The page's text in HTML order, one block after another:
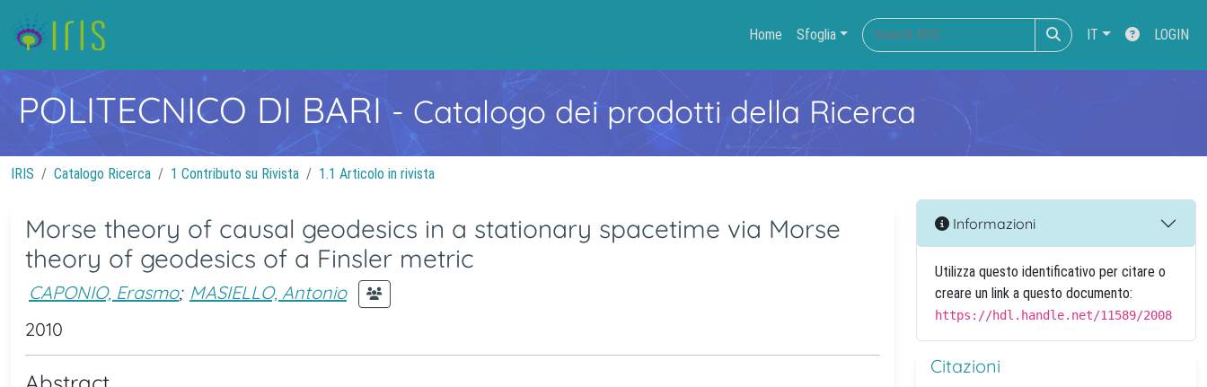
Home Sfoglia IT LOGIN
POLITECNICO DI BARI- Catalogo dei prodotti della Ricerca
IRIS Catalogo Ricerca 1 Contributo su Rivista 1.1 Articolo in rivista
Morse theory of causal geodesics in a stationary spacetime via Morse
theory of geodesics of a Finsler metric
CAPONIO, Erasmo; MASIELLO, Antonio
2010
Informazioni
Utilizza questo identificativo per citare o
creare un link a questo documento:
https://hdl.handle.net/11589/2008
Citazioni